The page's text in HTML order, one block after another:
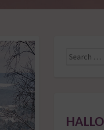
Search
HALLO